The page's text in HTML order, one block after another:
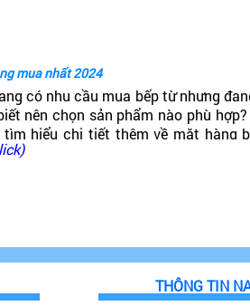
mua nhất 2024
có nhu cầu mua bếp từ nhưng
nên chọn sản phẩm nào phù hợp?
tìm hiểu chi tiết thêm về mặt hàng
chất lượng cao, đáng mua nhất 2024!
THÔNG TIN